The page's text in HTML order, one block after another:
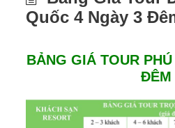
Quốc 4 Ngày 3
BẢNG GIÁ TOUR
ĐÊM